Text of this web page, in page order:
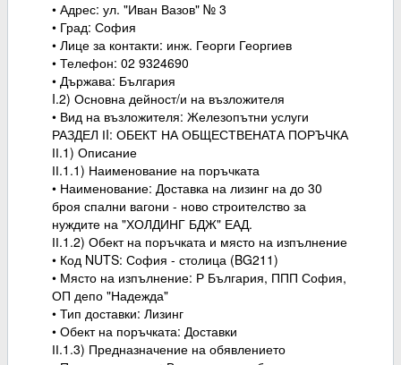
• Адрес: ул. "Иван Вазов" № 3
• Град: София
• Лице за контакти: инж. Георги Георгиев
• Телефон: 02 9324690
• Държава: България
I.2) Основна дейност/и на възложителя
• Вид на възложителя: Железопътни услуги
РАЗДЕЛ ІI: ОБЕКТ НА ОБЩЕСТВЕНАТА ПОРЪЧКА
ІІ.1) Описание
ІІ.1.1) Наименование на поръчката
• Наименование: Доставка на лизинг на до 30
броя спални вагони - ново строителство за
нуждите на "ХОЛДИНГ БДЖ" ЕАД.
ІІ.1.2) Обект на поръчката и място на изпълнение
• Код NUTS: София - столица (BG211)
• Място на изпълнение: Р България, ППП София,
ОП депо "Надежда"
• Тип доставки: Лизинг
• Обект на поръчката: Доставки
ІІ.1.3) Предназначение на обявлението